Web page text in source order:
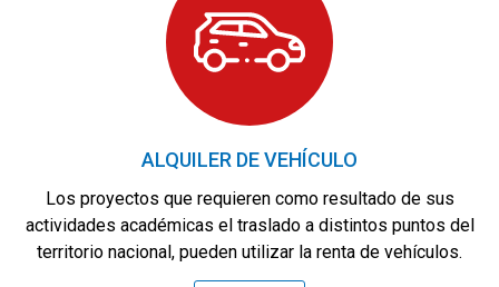
ALQUILER DE VEHÍCULO
Los proyectos que requieren como resultado de sus
actividades académicas el traslado a distintos puntos del
territorio nacional, pueden utilizar la renta de vehículos.
cookies no
son
opcionales.
Son
necesarias
para que
web.
Estadísticas
Para que
podamos